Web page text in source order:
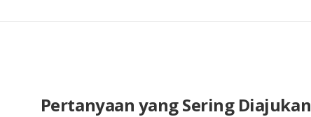
Pertanyaan yang Sering Diajukan